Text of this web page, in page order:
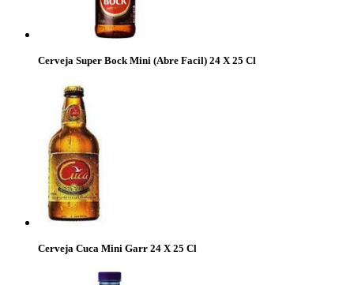
Cerveja Super Bock Mini (Abre Facil) 24 X 25 Cl
Cerveja Cuca Mini Garr 24 X 25 Cl